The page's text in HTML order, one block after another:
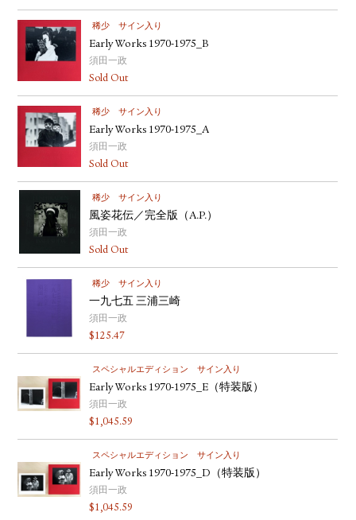
稀少 サイン入り
Early Works 1970-1975_B
須田一政
Sold Out
稀少 サイン入り
Early Works 1970-1975_A
須田一政
Sold Out
稀少 サイン入り
風姿花伝／完全版（A.P.）
須田一政
Sold Out
稀少 サイン入り
一九七五 三浦三崎
須田一政
$125.47
スペシャルエディション サイン入り
Early Works 1970-1975_E（特装版）
須田一政
$1,045.59
スペシャルエディション サイン入り
Early Works 1970-1975_D（特装版）
須田一政
$1,045.59